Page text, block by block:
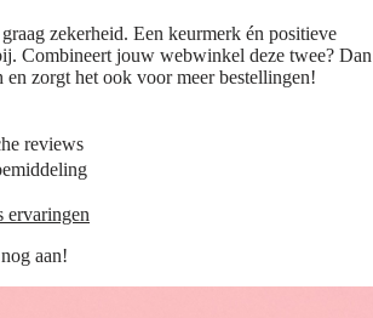
zekerheid. Een keurmerk én positieve
Combineert jouw webwinkel deze twee? Dan
en zorgt het ook voor meer bestellingen!
reviews
ervaringen
aan!